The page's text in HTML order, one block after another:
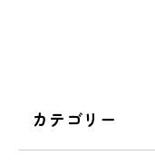
カテゴリー